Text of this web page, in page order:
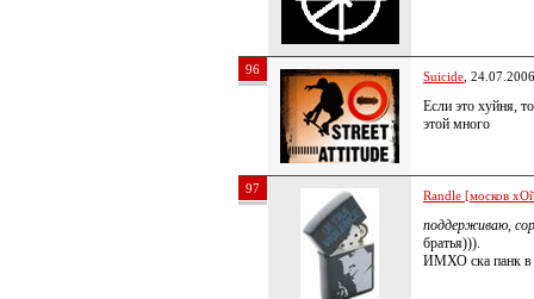
96 Suicide ,
Если это хуйня,
этой много
97 Randle [москов
поддерживаю,
братья))).
ИМХО ска панк в